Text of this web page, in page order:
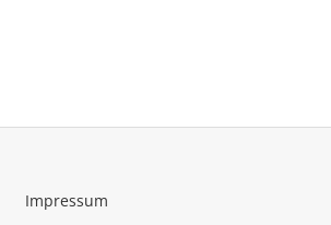
Impressum